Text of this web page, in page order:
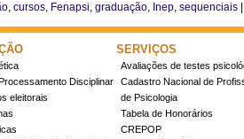
, cursos, Fenapsi, graduação, Inep, sequenciais
Disciplinar
eleitorais
SERVIÇOS
Avaliações de testes
Cadastro Nacional de
de Psicologia
Tabela de Honorários
CREPOP